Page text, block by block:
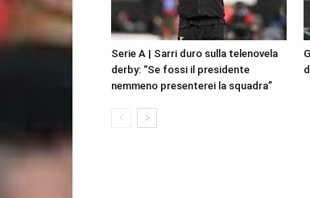
Serie A | Sarri duro sulla telenovela
derby: “Se fossi il presidente
nemmeno presenterei la squadra”